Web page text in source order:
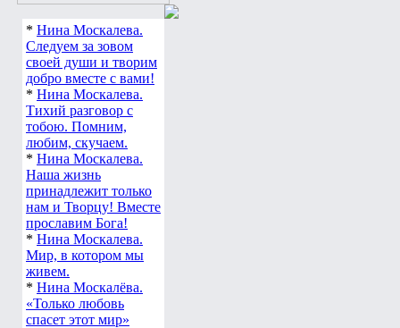
* Нина Москалева.
Следуем за зовом
своей души и творим
добро вместе с вами!
* Нина Москалева.
Тихий разговор с
тобою. Помним,
любим, скучаем.
* Нина Москалева.
Наша жизнь
принадлежит только
нам и Творцу! Вместе
прославим Бога!
* Нина Москалева.
Мир, в котором мы
живем.
* Нина Москалёва.
«Только любовь
спасет этот мир»